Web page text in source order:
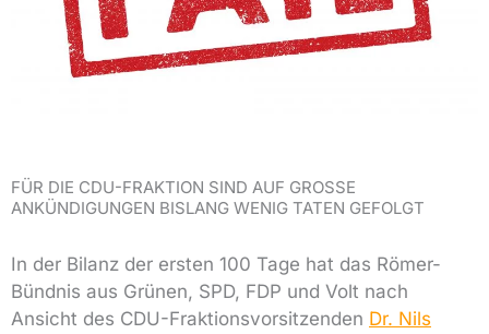
FÜR DIE CDU-FRAKTION SIND AUF GROSSE A
NKÜNDIGUNGEN BISLANG WENIG TATEN GEFOLGT
In der Bilanz der ersten 100 Tage hat das Römer-
Bündnis aus Grünen, SPD, FDP und Volt nach
Ansicht des CDU-Fraktionsvorsitzenden Dr. Nils